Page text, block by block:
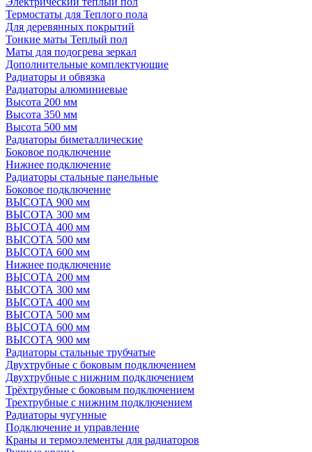
Термостаты для Теплого пола
Для деревянных покрытий
Тонкие маты Теплый пол
Маты для подогрева зеркал
Дополнительные комплектующие
Радиаторы и обвязка
Радиаторы алюминиевые
Высота 200 мм
Высота 350 мм
Высота 500 мм
Радиаторы биметаллические
Боковое подключение
Нижнее подключение
Радиаторы стальные панельные
Боковое подключение
ВЫСОТА 900 мм
ВЫСОТА 300 мм
ВЫСОТА 400 мм
ВЫСОТА 500 мм
ВЫСОТА 600 мм
Нижнее подключение
ВЫСОТА 200 мм
ВЫСОТА 300 мм
ВЫСОТА 400 мм
ВЫСОТА 500 мм
ВЫСОТА 600 мм
ВЫСОТА 900 мм
Радиаторы стальные трубчатые
Двухтрубные с боковым подключением
Двухтрубные с нижним подключением
Трёхтрубные с боковым подключением
Трехтрубные с нижним подключением
Радиаторы чугунные
Подключение и управление
Краны и термоэлементы для радиаторов